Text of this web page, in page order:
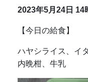
2023年5月24日 14
【今日の給食】
ハヤシライス、イ
内晩柑、牛乳